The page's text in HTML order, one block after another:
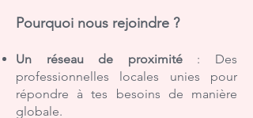
Pourquoi nous rejoindre ?
Un réseau de proximité : Des
professionnelles locales unies pour
répondre à tes besoins de manière
globale.